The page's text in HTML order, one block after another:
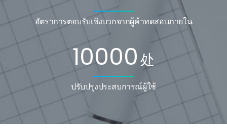
อัตราการตอบรับเชิงบวกจากผู้ค้าทดสอบภายใน
10000处
ปรับปรุงประสบการณ์ผู้ใช้